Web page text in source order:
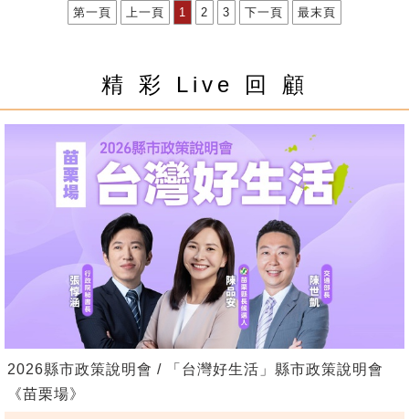
第一頁 上一頁 1 2 3 下一頁 最末頁
精 彩 Live 回 顧
2026縣市政策說明會 / 「台灣好生活」縣市政策說明會
《苗栗場》